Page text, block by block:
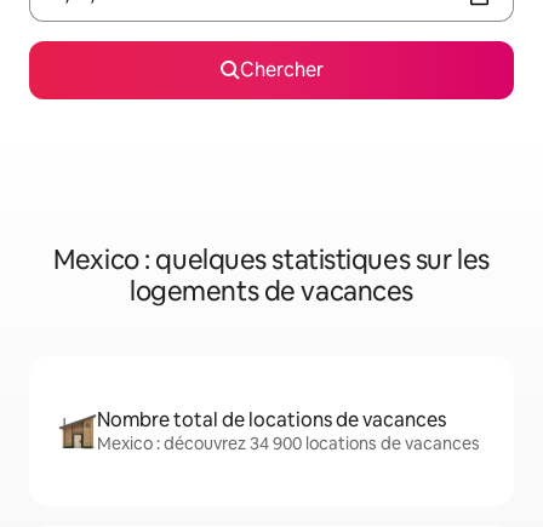
Chercher
Mexico : quelques statistiques sur les
logements de vacances
Nombre total de locations de vacances
Mexico : découvrez 34 900 locations de vacances